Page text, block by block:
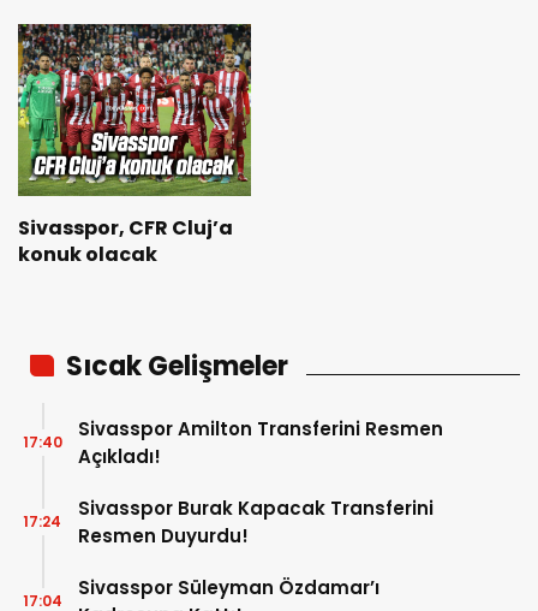
Sivasspor, CFR Cluj’a
konuk olacak
Sıcak Gelişmeler
Sivasspor Amilton Transferini Resmen
Açıkladı!
17:40
Sivasspor Burak Kapacak Transferini
Resmen Duyurdu!
17:24
Sivasspor Süleyman Özdamar’ı
17:04